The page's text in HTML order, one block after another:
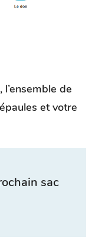
de
et votre
sac